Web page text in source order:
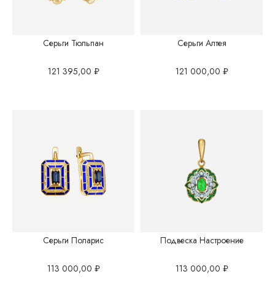
Серьги Тюльпан
121 395,00 ₽
Серьги Алтея
121 000,00 ₽
Серьги Поларис
113 000,00 ₽
Подвеска Настроение
113 000,00 ₽